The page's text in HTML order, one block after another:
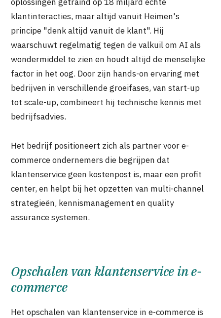
klantinteracties, maar altijd vanuit Heimen's
principe "denk altijd vanuit de klant". Hij
waarschuwt regelmatig tegen de valkuil om AI als
wondermiddel te zien en houdt altijd de menselijke
factor in het oog. Door zijn hands-on ervaring met
bedrijven in verschillende groeifases, van start-up
tot scale-up, combineert hij technische kennis met
bedrijfsadvies.
Het bedrijf positioneert zich als partner voor e-
commerce ondernemers die begrijpen dat
klantenservice geen kostenpost is, maar een profit
center, en helpt bij het opzetten van multi-channel
strategieën, kennismanagement en quality
assurance systemen.
Opschalen van klantenservice in e-
commerce
Het opschalen van klantenservice in e-commerce is